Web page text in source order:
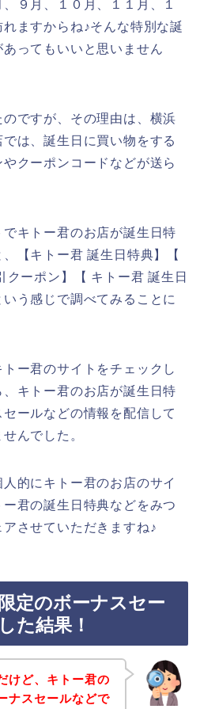
９月、１０月、１１月、１
ますからね♪そんな特別な誕
ってもいいと思いません
ですが、その理由は、横浜
は、誕生日に買い物をする
クーポンコードなどが送ら
キトー君のお店が誕生日特
【キトー君 誕生日特典】【
クーポン】【 キトー君 誕生日
う感じで調べてみることに
ー君のサイトをチェックし
キトー君のお店が誕生日特
ールなどの情報を配信して
んでした。
的にキトー君のお店のサイ
ー君の誕生日特典などをみつ
させていただきますね♪
定のボーナスセー
た結果！
けど、キトー君の
ナスセールなどで